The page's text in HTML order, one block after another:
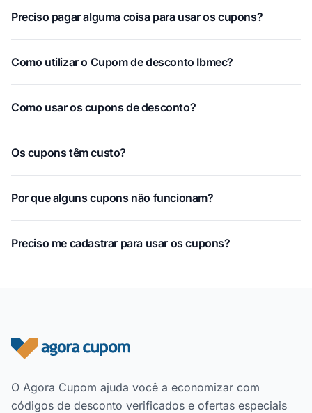
Preciso pagar alguma coisa para usar os cupons?
Como utilizar o Cupom de desconto Ibmec?
Como usar os cupons de desconto?
Os cupons têm custo?
Por que alguns cupons não funcionam?
Preciso me cadastrar para usar os cupons?
Rodapé do site
O Agora Cupom ajuda você a economizar com
códigos de desconto verificados e ofertas especiais